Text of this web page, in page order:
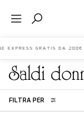
EXPRESS
saldi
FILTRA PER